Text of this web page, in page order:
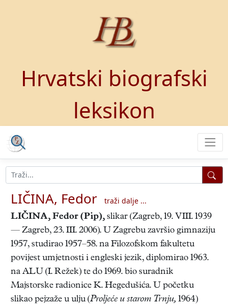
Hrvatski biografski
leksikon
LIČINA, Fedor
traži dalje ...
LIČINA, Fedor (Pip), slikar (Zagreb, 19. VIII. 1939
— Zagreb, 23. III. 2006). U Zagrebu završio gimnaziju
1957, studirao 1957–58. na Filozofskom fakultetu
povijest umjetnosti i engleski jezik, diplomirao 1963.
na ALU (I. Režek) te do 1969. bio suradnik
Majstorske radionice K. Hegedušića. U početku
slikao pejzaže u ulju (Proljeće u starom Trnju, 1964)